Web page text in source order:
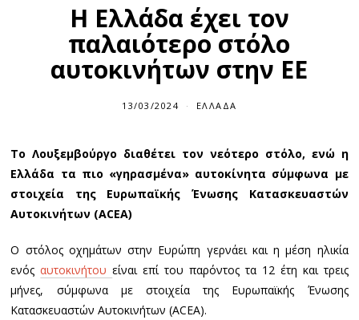
Η Ελλάδα έχει τον
παλαιότερο στόλο
αυτοκινήτων στην ΕΕ
13/03/2024
3
2
0
2
ΕΛΛΆΔΑ
Το Λουξεμβούργο διαθέτει τον νεότερο στόλο, ενώ η
Ελλάδα τα πιο «γηρασμένα» αυτοκίνητα σύμφωνα με
στοιχεία της Ευρωπαϊκής Ένωσης Κατασκευαστών
Αυτοκινήτων (ACEA)
Ο στόλος οχημάτων στην Ευρώπη γερνάει και η μέση ηλικία
ενόςαυτοκινήτουείναι επί του παρόντος τα 12 έτη και τρεις
μήνες, σύμφωνα με στοιχεία της Ευρωπαϊκής Ένωσης
Κατασκευαστών Αυτοκινήτων (ACEA).